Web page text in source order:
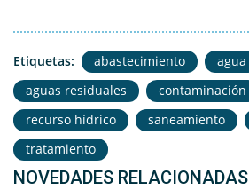
Etiquetas: abastecimiento
agua
aguas residuales
contaminación
recurso hídrico
saneamiento
tratamiento
NOVEDADES RELACIONADAS